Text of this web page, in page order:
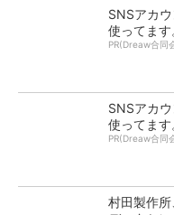
SNSアカ
使ってます
PR(Dreaw合同
SNSアカ
使ってます
PR(Dreaw合同
村田製作